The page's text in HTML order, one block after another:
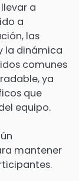
a
a
las
la dinámica
comunes
ya
que
equipo.
mantener